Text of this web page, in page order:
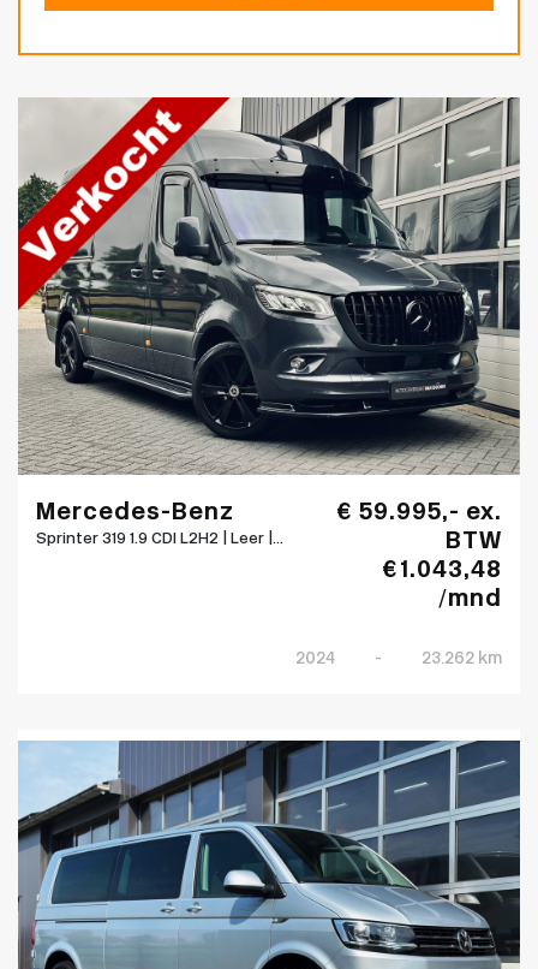
Mercedes-Benz
Sprinter 319 1.9 CDI L2H2 | Leer |...
€ 59.995,- ex.
BTW
€ 1.043,48
/mnd
2024 - 23.262 km